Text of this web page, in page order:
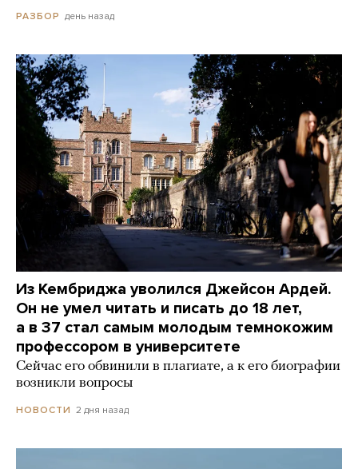
РАЗБОР день назад
Из Кембриджа уволился Джейсон Ардей.
Он не умел читать и писать до 18 лет,
а в 37 стал самым молодым темнокожим
профессором в университете
Сейчас его обвинили в плагиате, а к его биографии
возникли вопросы
НОВОСТИ 2 дня назад